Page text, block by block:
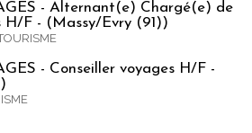
- Alternant(e) Chargé(e) de
H/F - (Massy/Evry (91))
- Conseiller voyages H/F -